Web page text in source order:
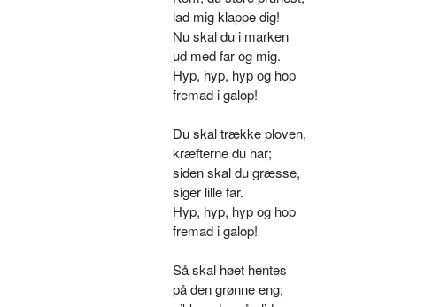
lad mig klappe dig!
Nu skal du i marken
ud med far og mig.
Hyp, hyp, hyp og hop­
fremad i galop!
Du skal trække ploven,
kræfterne du har;
siden skal du græsse,
siger lille far.
Hyp, hyp, hyp og hop
­fremad i galop!
Så skal høet hentes
på den grønne eng;